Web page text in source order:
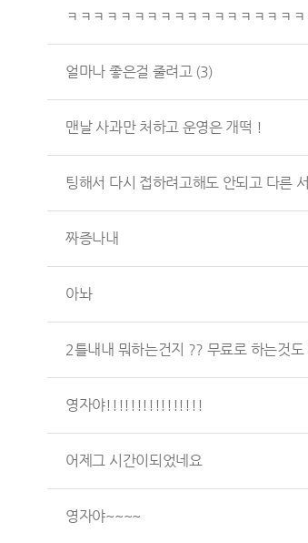
ㅋㅋㅋㅋㅋㅋㅋㅋㅋㅋㅋㅋㅋㅋㅋㅋㅋ
얼마나 좋은걸 줄려고 (3)
맨날 사과만 처하고 운영은 개떡 !
팅해서 다시 접하려고해도 안되고 다른
짜증나내
아놔
2틀내내 뭐하는건지 ?? 무료로 하는것도
영자야!!!!!!!!!!!!!!!!
어제그 시간이되었네요
영자야~~~~